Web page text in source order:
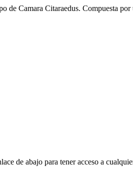
Camara Citaraedus. Compuesta
de abajo para tener acceso a